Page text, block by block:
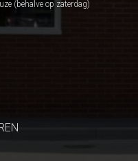
(behalve op zaterdag)